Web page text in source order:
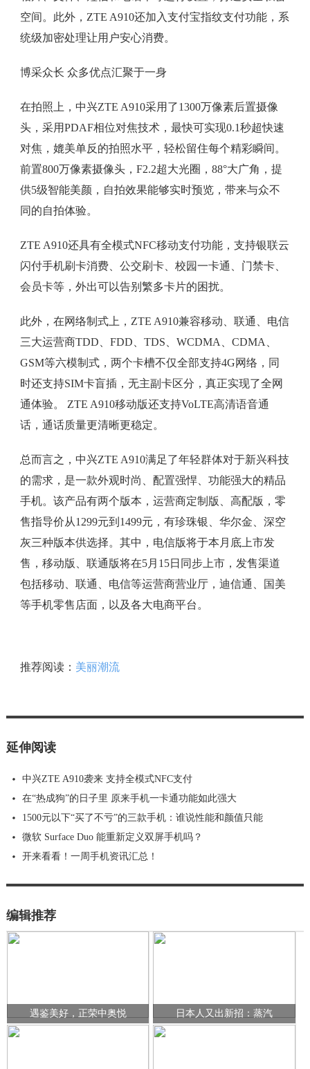
空间。此外，ZTE A910还加入支付宝指纹支付功能，系
统级加密处理让用户安心消费。
博采众长 众多优点汇聚于一身
在拍照上，中兴ZTE A910采用了1300万像素后置摄像
头，采用PDAF相位对焦技术，最快可实现0.1秒超快速
对焦，媲美单反的拍照水平，轻松留住每个精彩瞬间。
前置800万像素摄像头，F2.2超大光圈，88°大广角，提
供5级智能美颜，自拍效果能够实时预览，带来与众不
同的自拍体验。
ZTE A910还具有全模式NFC移动支付功能，支持银联云
闪付手机刷卡消费、公交刷卡、校园一卡通、门禁卡、
会员卡等，外出可以告别繁多卡片的困扰。
此外，在网络制式上，ZTE A910兼容移动、联通、电信
三大运营商TDD、FDD、TDS、WCDMA、CDMA、
GSM等六模制式，两个卡槽不仅全部支持4G网络，同
时还支持SIM卡盲插，无主副卡区分，真正实现了全网
通体验。 ZTE A910移动版还支持VoLTE高清语音通
话，通话质量更清晰更稳定。
总而言之，中兴ZTE A910满足了年轻群体对于新兴科技
的需求，是一款外观时尚、配置强悍、功能强大的精品
手机。该产品有两个版本，运营商定制版、高配版，零
售指导价从1299元到1499元，有珍珠银、华尔金、深空
灰三种版本供选择。其中，电信版将于本月底上市发
售，移动版、联通版将在5月15日同步上市，发售渠道
包括移动、联通、电信等运营商营业厅，迪信通、国美
等手机零售店面，以及各大电商平台。
推荐阅读： 美丽潮流
延伸阅读
中兴ZTE A910袭来 支持全模式NFC支付
在“热成狗”的日子里 原来手机一卡通功能如此强大
1500元以下“买了不亏”的三款手机：谁说性能和颜值只能
微软 Surface Duo 能重新定义双屏手机吗？
开来看看！一周手机资讯汇总！
编辑推荐
遇鉴美好，正荣中奥悦 日本人又出新招：蒸汽